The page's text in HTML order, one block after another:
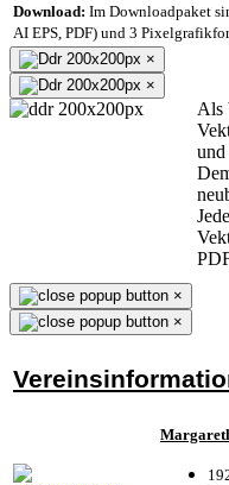
Download: Im Downloadpaket
AI EPS, PDF) und 3
×
×
Als
und
×
×